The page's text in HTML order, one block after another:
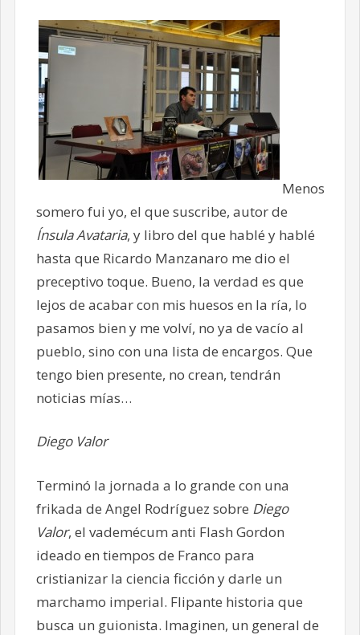
Menos
somero fui yo, el que suscribe, autor de
Ínsula Avataria, y libro del que hablé y hablé
hasta que Ricardo Manzanaro me dio el
preceptivo toque. Bueno, la verdad es que
lejos de acabar con mis huesos en la ría, lo
pasamos bien y me volví, no ya de vacío al
pueblo, sino con una lista de encargos. Que
tengo bien presente, no crean, tendrán
noticias mías…
Diego Valor
Terminó la jornada a lo grande con una
frikada de Angel Rodríguez sobre Diego
Valor, el vademécum anti Flash Gordon
ideado en tiempos de Franco para
cristianizar la ciencia ficción y darle un
marchamo imperial. Flipante historia que
busca un guionista. Imaginen, un general de